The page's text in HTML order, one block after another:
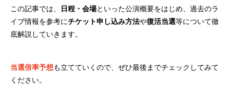
この記事では、 日程・会場といった公演概要をはじめ、過去のラ
イブ情報を参考にチケット申し込み方法や復活当選等について徹
底解説していきます。
当選倍率予想も立てていくので、ぜひ最後までチェックしてみて
ください。